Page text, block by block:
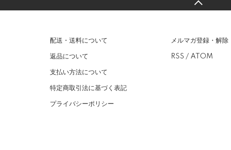
配送・送料について
返品について
支払い方法について
特定商取引法に基づく表記
プライバシーポリシー
メルマガ登録・解除
RSS / ATOM